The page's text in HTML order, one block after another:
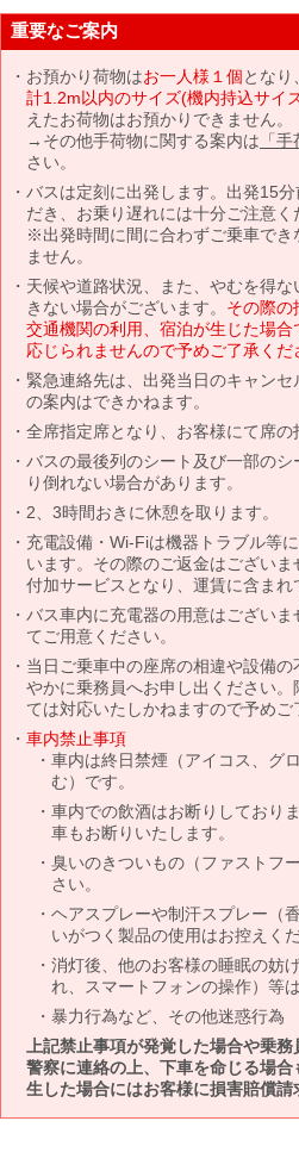
重要なご案内
お預かり荷物はお一人様１個となり
計1.2m以内のサイズ(機内持込サイ
えたお荷物はお預かりできません。
→その他手荷物に関する案内は 「
さい。
バスは定刻に出発します。出発15
だき、お乗り遅れには十分ご注意く
※出発時間に間に合わずご乗車でき
ません。
天候や道路状況、また、やむを得
きない場合がございます。 その際の
交通機関の利用、宿泊が生じた場
応じられませんので予めご了承くだ
緊急連絡先は、出発当日のキャン
の案内はできかねます。
全席指定席となり、お客様にて席の
バスの最後列のシート及び一部の
り倒れない場合があります。
2、3時間おきに休憩を取ります。
充電設備・Wi-Fiは機器トラブル等
います。その際のご返金はござい
付加サービスとなり、運賃に含まれ
バス車内に充電器の用意はござい
てご用意ください。
当日ご乗車中の座席の相違や設備
やかに乗務員へお申し出ください
ては対応いたしかねますので予めご
車内禁止事項
車内は終日禁煙（アイコス、グ
む）です。
車内での飲酒はお断りしており
車もお断りいたします。
臭いのきついもの（ファストフ
さい。
ヘアスプレーや制汗スプレー（
いがつく製品の使用はお控えくだ
消灯後、他のお客様の睡眠の妨
れ、スマートフォンの操作）等
暴力行為など、その他迷惑行為
上記禁止事項が発覚した場合や乗
警察に連絡の上、下車を命じる場
生した場合にはお客様に損害賠償請